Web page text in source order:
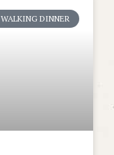
WALKING DINNER